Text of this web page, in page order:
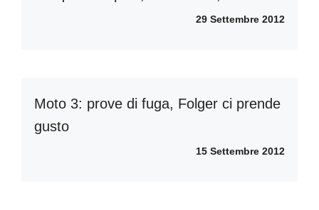
29 Settembre 2012
Moto 3: prove di fuga, Folger ci prende
gusto
15 Settembre 2012